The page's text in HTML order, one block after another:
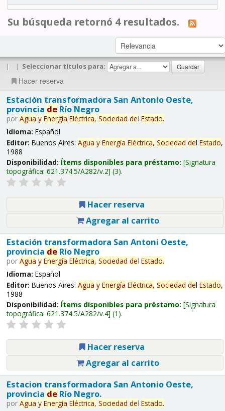
Su búsqueda retornó 4 resultados.
| | Seleccionar títulos para:
Hacer reserva
Estación transformadora San Antonio Oeste,
provincia deRío Negro
por Agua y Energía Eléctrica, Sociedad del Estado.
Idioma: Español
Editor: Buenos Aires: Agua y Energía Eléctrica, Sociedad del Estado,
1988
Disponibilidad: Ítems disponibles para préstamo: Signatura
topográfica: 621.374.5/A282/v.2 (3).
Hacer reserva
Agregar al carrito
Estación transformadora San Antoni Oeste,
provincia deRío Negro
por Agua y Energía Eléctrica, Sociedad del Estado.
Idioma: Español
Editor: Buenos Aires: Agua y Energía Eléctrica, Sociedad del Estado,
1988
Disponibilidad: Ítems disponibles para préstamo: Signatura
topográfica: 621.374.5/A282/v.4 (1).
Hacer reserva
Agregar al carrito
Estacion transformadora San Antonio Oeste,
provincia deRío Negro.
por Agua y Energía Eléctrica, Sociedad del Estado.